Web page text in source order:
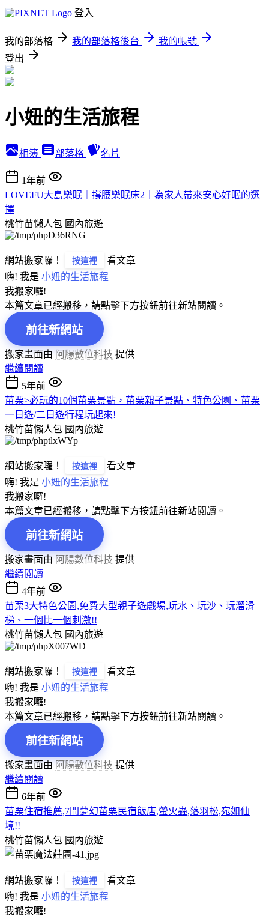
登入
我的部落格 我的部落格後台
我的帳號
登出
小妞的生活旅程
相簿 部落格 名片
1年前
LOVEFU大島樂眠｜撐腰樂眠床2｜為家人帶來安心好眠的選
擇
桃竹苗懶人包 國內旅遊
網站搬家囉！ 按這裡
看文章
嗨! 我是 小妞的生活旅程
我搬家囉!
本篇文章已經搬移，請點擊下方按鈕前往新站閱讀。
前往新網站
搬家畫面由 阿腸數位科技 提供
繼續閱讀
5年前
苗栗>必玩的10個苗栗景點，苗栗親子景點、特色公園、苗栗
一日遊/二日遊行程玩起來!
桃竹苗懶人包 國內旅遊
網站搬家囉！ 按這裡
看文章
嗨! 我是 小妞的生活旅程
我搬家囉!
本篇文章已經搬移，請點擊下方按鈕前往新站閱讀。
前往新網站
搬家畫面由 阿腸數位科技 提供
繼續閱讀
4年前
苗栗3大特色公園,免費大型親子遊戲場,玩水、玩沙、玩溜滑
梯、一個比一個刺激!!
桃竹苗懶人包 國內旅遊
網站搬家囉！ 按這裡
看文章
嗨! 我是 小妞的生活旅程
我搬家囉!
本篇文章已經搬移，請點擊下方按鈕前往新站閱讀。
前往新網站
搬家畫面由 阿腸數位科技 提供
繼續閱讀
6年前
苗栗住宿推薦,7間夢幻苗栗民宿飯店,螢火蟲,落羽松,宛如仙
境!!
桃竹苗懶人包 國內旅遊
網站搬家囉！ 按這裡
看文章
嗨! 我是 小妞的生活旅程
我搬家囉!